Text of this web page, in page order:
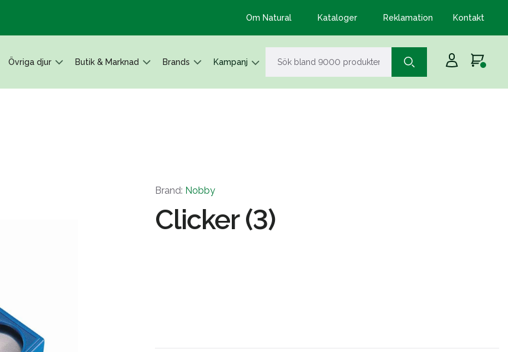
Om Natural Kataloger Reklamation Kontakt
Övriga djur Butik & Marknad Brands Kampanj
Brand: Nobby
Clicker (3)